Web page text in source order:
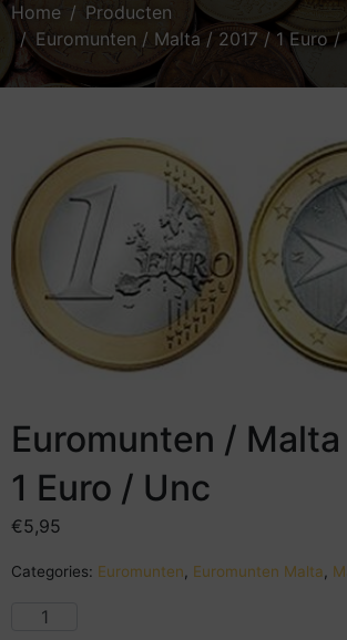
Home
Producten
Euromunten / Malta / 2017 / 1 Euro /
Euromunten /
1 Euro / Unc
€5,95
Categories: Euromunten Euromunten Malta